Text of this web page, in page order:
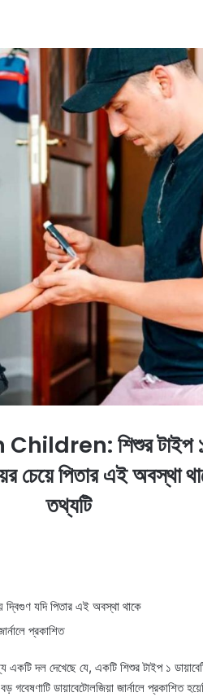
শিশুর টাইপ ১
চেয়ে পিতার এই অবস্থা
তথ্যটি
দ্বিগুণ যদি পিতার এই অবস্থা থাকে
প্রকাশিত
একটি দল দেখেছে যে, একটি শিশুর টাইপ ১
ডায়াবেটোলজিয়া জার্নালে প্রকাশিত